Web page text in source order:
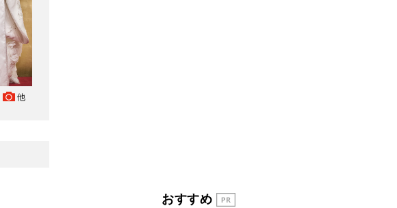
他
開発への関心を押し上げた18年の物語に幕 特装
おすすめ